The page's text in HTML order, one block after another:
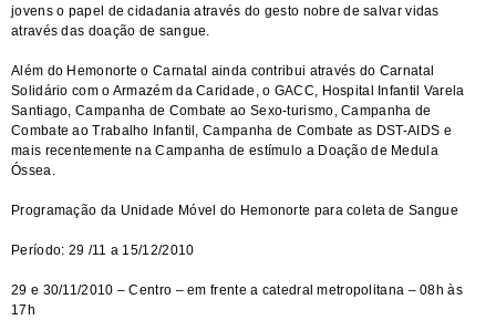
jovens o papel de cidadania através do gesto nobre de salvar vidas
através das doação de sangue.
Além do Hemonorte o Carnatal ainda contribui através do Carnatal
Solidário com o Armazém da Caridade, o GACC, Hospital Infantil Varela
Santiago, Campanha de Combate ao Sexo-turismo, Campanha de
Combate ao Trabalho Infantil, Campanha de Combate as DST-AIDS e
mais recentemente na Campanha de estímulo a Doação de Medula
Óssea.
Programação da Unidade Móvel do Hemonorte para coleta de Sangue
Período: 29 /11 a 15/12/2010
29 e 30/11/2010 – Centro – em frente a catedral metropolitana – 08h às
17h